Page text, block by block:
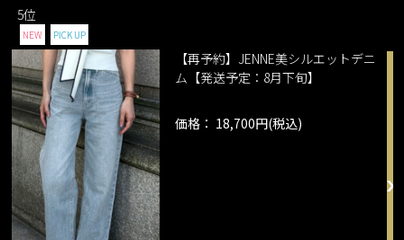
5位
NEW PICK UP
【再予約】JENNE美シルエットデニ
ム【発送予定：8月下旬】
価格： 18,700円(税込)